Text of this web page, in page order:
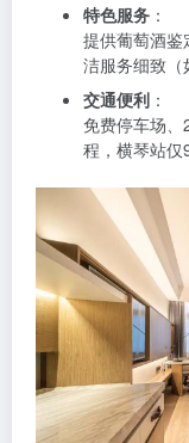
特色服务 ：
提供葡萄酒
洁服务细致（
交通便利 ：
免费停车场
程，横琴站仅